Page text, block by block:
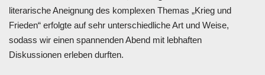
literarische Aneignung des komplexen Themas „Krieg und
Frieden“ erfolgte auf sehr unterschiedliche Art und Weise,
sodass wir einen spannenden Abend mit lebhaften
Diskussionen erleben durften.